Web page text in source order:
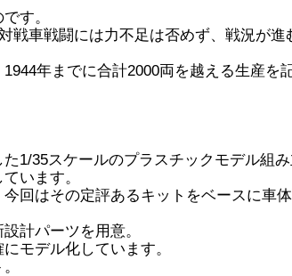
す。
車戦闘には力不足は否めず、戦況が進
年までに合計2000両を越える生産を
35スケールのプラスチックモデル組み
います。
回はその定評あるキットをベースに車
計パーツを用意。
モデル化しています。